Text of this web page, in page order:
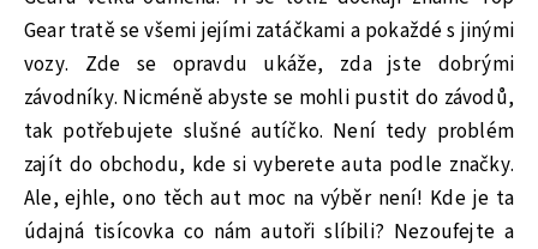
Gear tratě se všemi jejími zatáčkami a pokaždé s jinými
vozy. Zde se opravdu ukáže, zda jste dobrými
závodníky. Nicméně abyste se mohli pustit do závodů,
tak potřebujete slušné autíčko. Není tedy problém
zajít do obchodu, kde si vyberete auta podle značky.
Ale, ejhle, ono těch aut moc na výběr není! Kde je ta
údajná tisícovka co nám autoři slíbili? Nezoufejte a